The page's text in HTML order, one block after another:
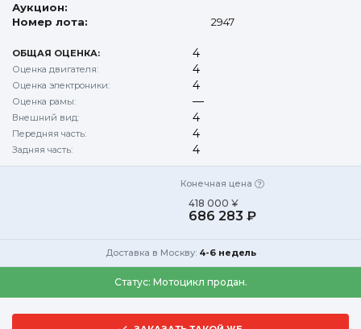
Аукцион:
Номер лота:
2947
ОБЩАЯ ОЦЕНКА: 4
Оценка двигателя: 4
Оценка электроники: 4
Оценка рамы: —
Внешний вид: 4
Передняя часть: 4
Задняя часть: 4
Конечная цена
418 000 ¥
686 283 ₽
Доставка в Москву: 4-6 недель
Статус: Мотоцикл продан.